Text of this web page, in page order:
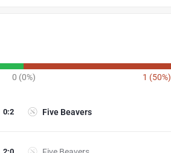
0 (0%) 1 (50%)
Five Beavers
0:2
2:0